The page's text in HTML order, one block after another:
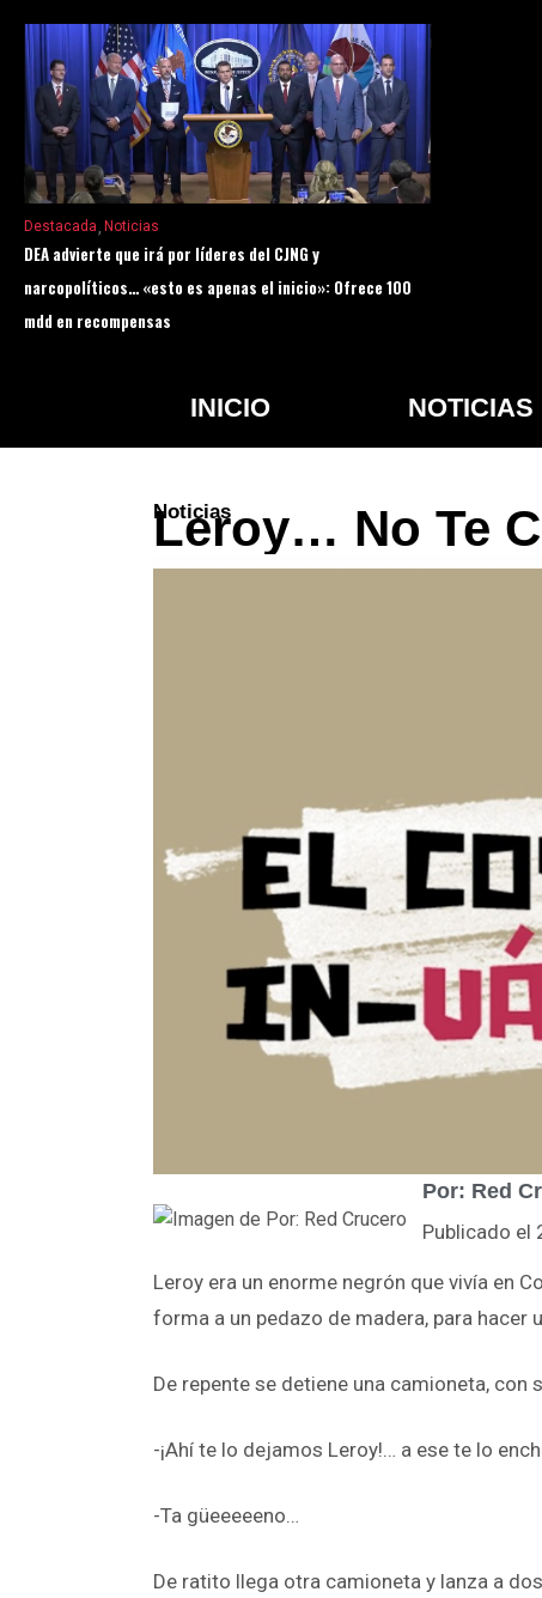
Destacada Noticias
DEA advierte que irá por líderes del CJNG y
narcopolíticos… «esto es apenas el inicio»: Ofrece 100
mdd en recompensas
INICIO NOTICIAS
Noticias
Leroy… No Te
Por: Red
Publicado el
Leroy era un enorme negrón que vivía en
forma a un pedazo de madera, para hacer
De repente se detiene una camioneta, con
-¡Ahí te lo dejamos Leroy!… a ese te lo
-Ta güeeeeeno…
De ratito llega otra camioneta y lanza a